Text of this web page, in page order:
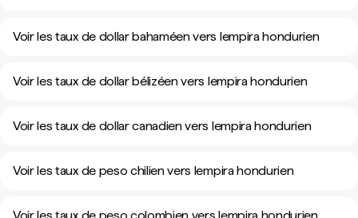
Voir les taux de dollar bahaméen vers lempira hondurien
Voir les taux de dollar bélizéen vers lempira hondurien
Voir les taux de dollar canadien vers lempira hondurien
Voir les taux de peso chilien vers lempira hondurien